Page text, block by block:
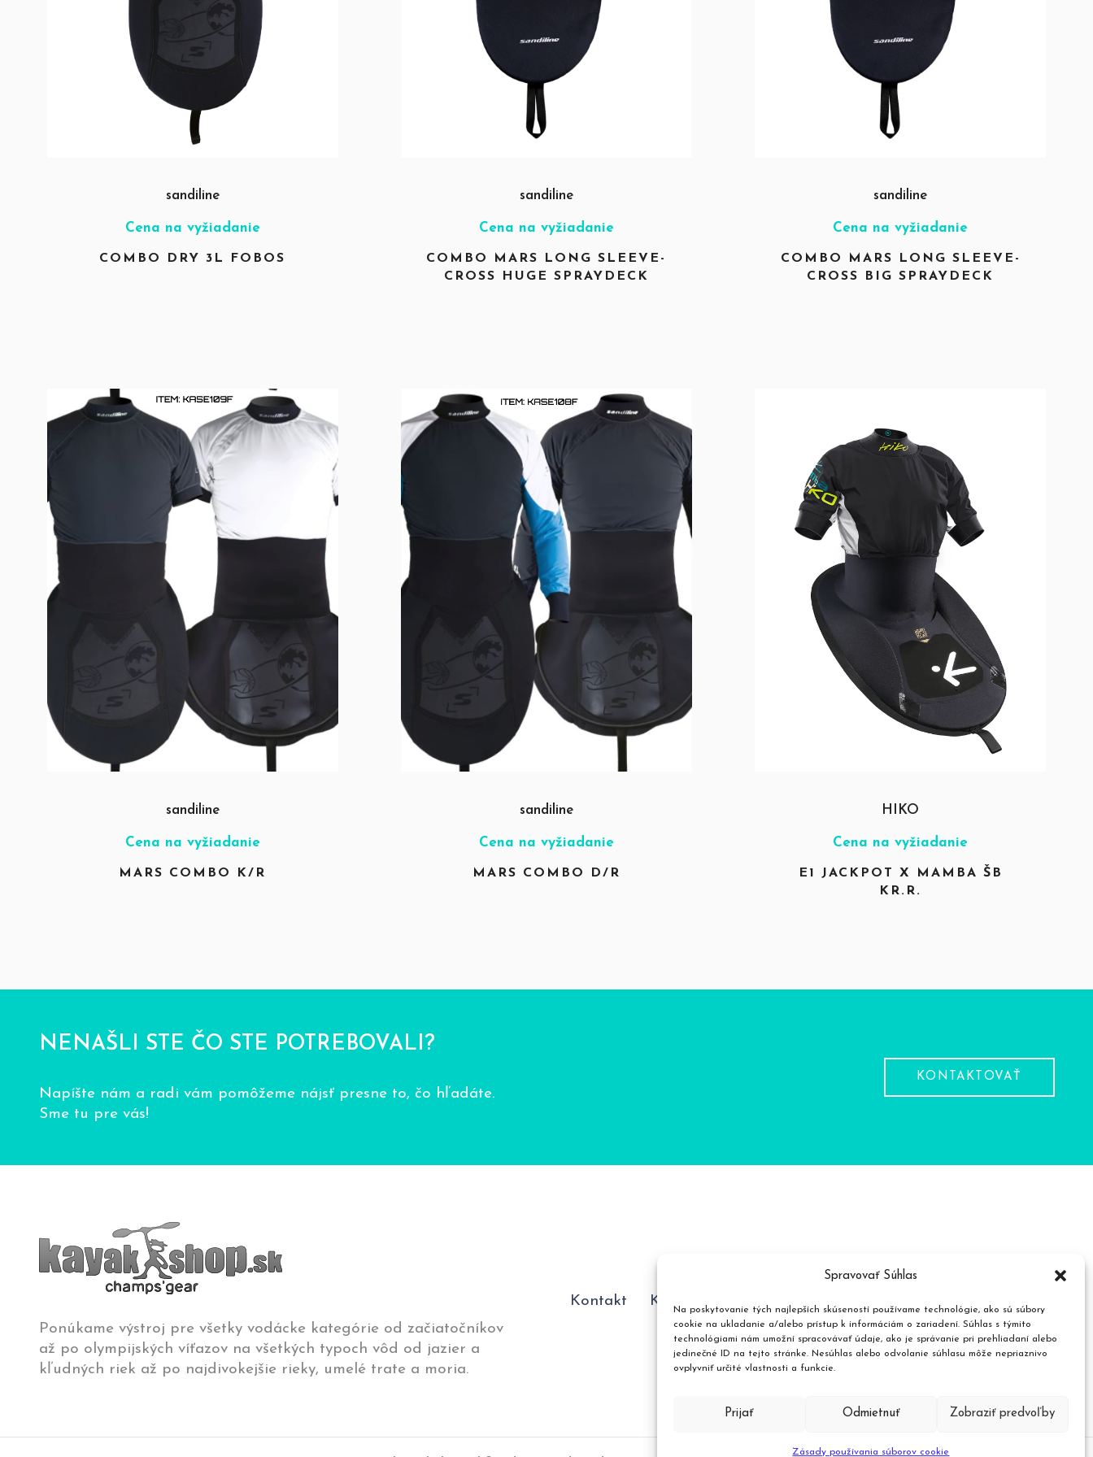
Spravovať Súhlas
Na poskytovanie tých najlepších skúseností používame technológie, ako sú súbory
cookie na ukladanie a/alebo prístup k informáciám o zariadení. Súhlas s týmito
technológiami nám umožní spracovávať údaje, ako je správanie pri prehliadaní alebo
jedinečné ID na tejto stránke. Nesúhlas alebo odvolanie súhlasu môže nepriaznivo
ovplyvniť určité vlastnosti a funkcie.
Prijať Odmietnuť Zobraziť predvoľby
Zásady používania súborov cookie
sandiline
Cena na vyžiadanie
COMBO DRY 3L FOBOS
sandiline
Cena na vyžiadanie
COMBO MARS LONG SLEEVE-
CROSS HUGE SPRAYDECK
sandiline
Cena na vyžiadanie
COMBO MARS LONG SLEEVE-
CROSS BIG SPRAYDECK
sandiline
Cena na vyžiadanie
MARS COMBO K/R
sandiline
Cena na vyžiadanie
MARS COMBO D/R
HIKO
Cena na vyžiadanie
E1 JACKPOT X MAMBA ŠB
KR.R.
NENAŠLI STE ČO STE POTREBOVALI?
Napíšte nám a radi vám pomôžeme nájsť presne to, čo hľadáte.
Sme tu pre vás!
KONTAKTOVAŤ
Ponúkame výstroj pre všetky vodácke kategórie od začiatočníkov
až po olympijských víťazov na všetkých typoch vôd od jazier a
kľudných riek až po najdivokejšie rieky, umelé trate a moria.
Kontakt Katalóg produktov